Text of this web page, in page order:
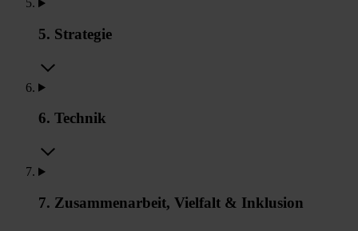
5. Strategie
6. Technik
7. Zusammenarbeit, Vielfalt & Inklusion